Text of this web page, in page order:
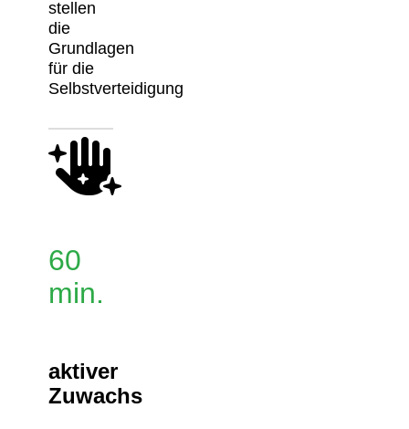
stellen
die
Grundlagen
für die
Selbstverteidigung
60
min.
aktiver
Zuwachs